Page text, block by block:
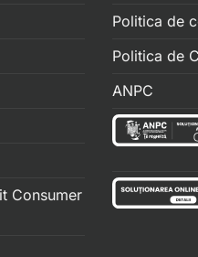
Consumer
Politica de
Politica de
ANPC